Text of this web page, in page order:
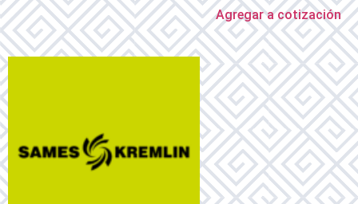
Agregar a cotización